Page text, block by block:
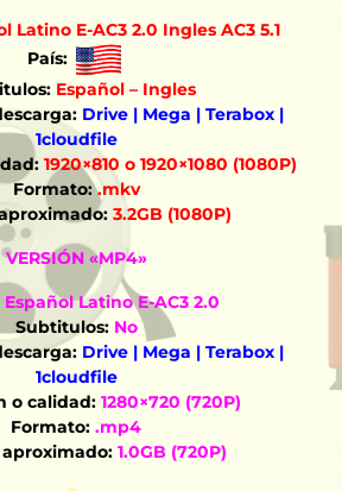
Latino E-AC3 2.0 Ingles AC3 5.1
País:
Español – Ingles
Drive | Mega | Terabox |
1cloudfile
1920×810 o 1920×1080 (1080P)
Formato: .mkv
3.2GB (1080P)
VERSIÓN «MP4»
Español Latino E-AC3 2.0
Subtitulos: No
Drive | Mega | Terabox |
1cloudfile
o calidad: 1280×720 (720P)
Formato: .mp4
1.0GB (720P)